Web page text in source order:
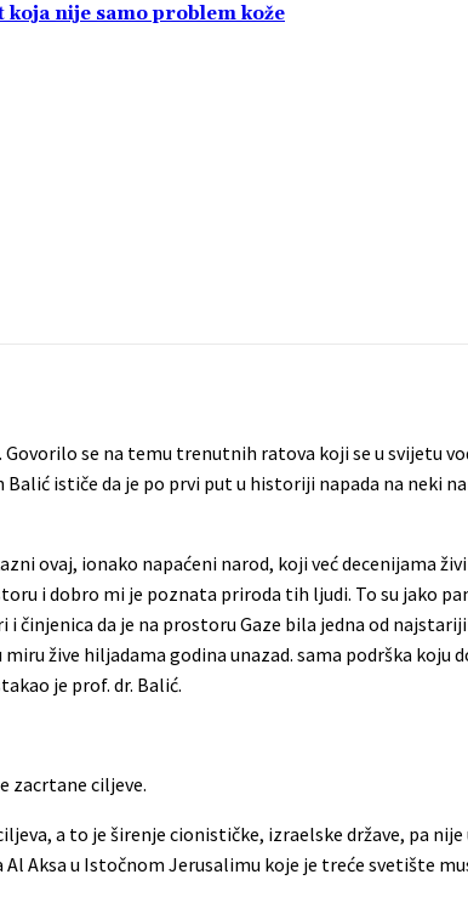
koja nije samo problem kože
se na temu trenutnih ratova koji se u svijetu
ističe da je po prvi put u historiji napada na neki
ovaj, ionako napaćeni narod, koji već decenijama
i dobro mi je poznata priroda tih ljudi. To su jako
da je na prostoru Gaze bila jedna od
žive hiljadama godina unazad. sama podrška koju
je prof. dr. Balić.
zacrtane ciljeve.
a to je širenje cionističke, izraelske države, pa
Aksa u Istočnom Jerusalimu koje je treće svetište